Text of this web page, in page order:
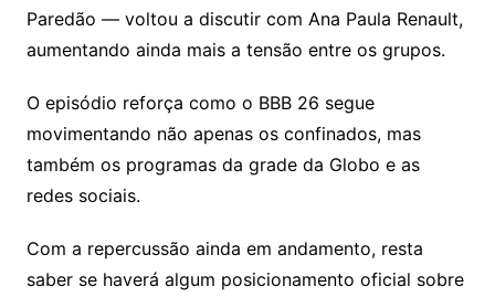
Paredão — voltou a discutir com Ana Paula Renault,
aumentando ainda mais a tensão entre os grupos.
O episódio reforça como o BBB 26 segue
movimentando não apenas os confinados, mas
também os programas da grade da Globo e as
redes sociais.
Com a repercussão ainda em andamento, resta
saber se haverá algum posicionamento oficial sobre